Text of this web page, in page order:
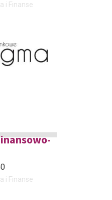
i Finanse
i Finanse